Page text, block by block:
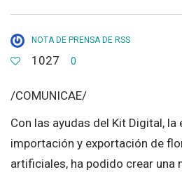
NOTA DE PRENSA DE RSS
1027 0
/COMUNICAE/
Con las ayudas del Kit Digital,
importación y exportación de
artificiales, ha podido crear una